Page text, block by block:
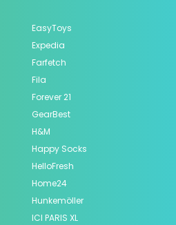
EasyToys
Expedia
Farfetch
Fila
Forever 21
GearBest
H&M
Happy Socks
HelloFresh
Home24
Hunkemöller
ICI PARIS XL